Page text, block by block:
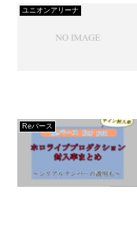
ユニオンアリーナ
Reバース